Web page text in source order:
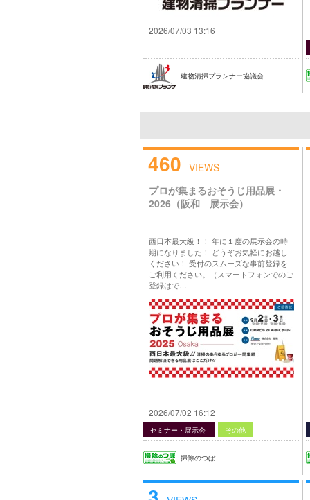
2026/07/03 13:16
建物清掃プランナー協議会
460 VIEWS
プロが集まるおそうじ用品展・
2026（阪和 展示会）
西日本最大級！！ 年に１度の展示会の時
期になりました！ どうぞお気軽にお越し
ください！ 受付のスムーズな事前登録を
ご利用ください。（スマートフォンでのご
登録はで…
2026/07/02 16:12
セミナー・展示会 その他
掃除のつぼ